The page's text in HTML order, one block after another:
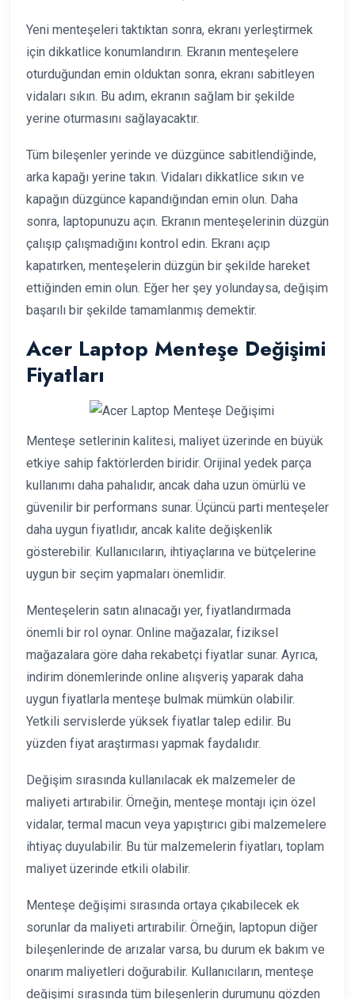
Yeni menteşeleri taktıktan sonra, ekranı yerleştirmek
için dikkatlice konumlandırın. Ekranın menteşelere
oturduğundan emin olduktan sonra, ekranı sabitleyen
vidaları sıkın. Bu adım, ekranın sağlam bir şekilde
yerine oturmasını sağlayacaktır.
Tüm bileşenler yerinde ve düzgünce sabitlendiğinde,
arka kapağı yerine takın. Vidaları dikkatlice sıkın ve
kapağın düzgünce kapandığından emin olun. Daha
sonra, laptopunuzu açın. Ekranın menteşelerinin düzgün
çalışıp çalışmadığını kontrol edin. Ekranı açıp
kapatırken, menteşelerin düzgün bir şekilde hareket
ettiğinden emin olun. Eğer her şey yolundaysa, değişim
başarılı bir şekilde tamamlanmış demektir.
Acer Laptop Menteşe Değişimi
Fiyatları
Menteşe setlerinin kalitesi, maliyet üzerinde en büyük
etkiye sahip faktörlerden biridir. Orijinal yedek parça
kullanımı daha pahalıdır, ancak daha uzun ömürlü ve
güvenilir bir performans sunar. Üçüncü parti menteşeler
daha uygun fiyatlıdır, ancak kalite değişkenlik
gösterebilir. Kullanıcıların, ihtiyaçlarına ve bütçelerine
uygun bir seçim yapmaları önemlidir.
Menteşelerin satın alınacağı yer, fiyatlandırmada
önemli bir rol oynar. Online mağazalar, fiziksel
mağazalara göre daha rekabetçi fiyatlar sunar. Ayrıca,
indirim dönemlerinde online alışveriş yaparak daha
uygun fiyatlarla menteşe bulmak mümkün olabilir.
Yetkili servislerde yüksek fiyatlar talep edilir. Bu
yüzden fiyat araştırması yapmak faydalıdır.
Değişim sırasında kullanılacak ek malzemeler de
maliyeti artırabilir. Örneğin, menteşe montajı için özel
vidalar, termal macun veya yapıştırıcı gibi malzemelere
ihtiyaç duyulabilir. Bu tür malzemelerin fiyatları, toplam
maliyet üzerinde etkili olabilir.
Menteşe değişimi sırasında ortaya çıkabilecek ek
sorunlar da maliyeti artırabilir. Örneğin, laptopun diğer
bileşenlerinde de arızalar varsa, bu durum ek bakım ve
onarım maliyetleri doğurabilir. Kullanıcıların, menteşe
değişimi sırasında tüm bileşenlerin durumunu gözden